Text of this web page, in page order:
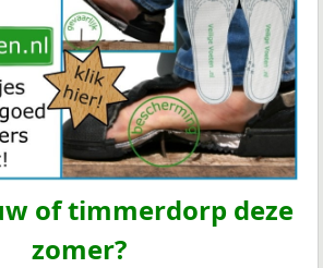
of timmerdorp deze
zomer?